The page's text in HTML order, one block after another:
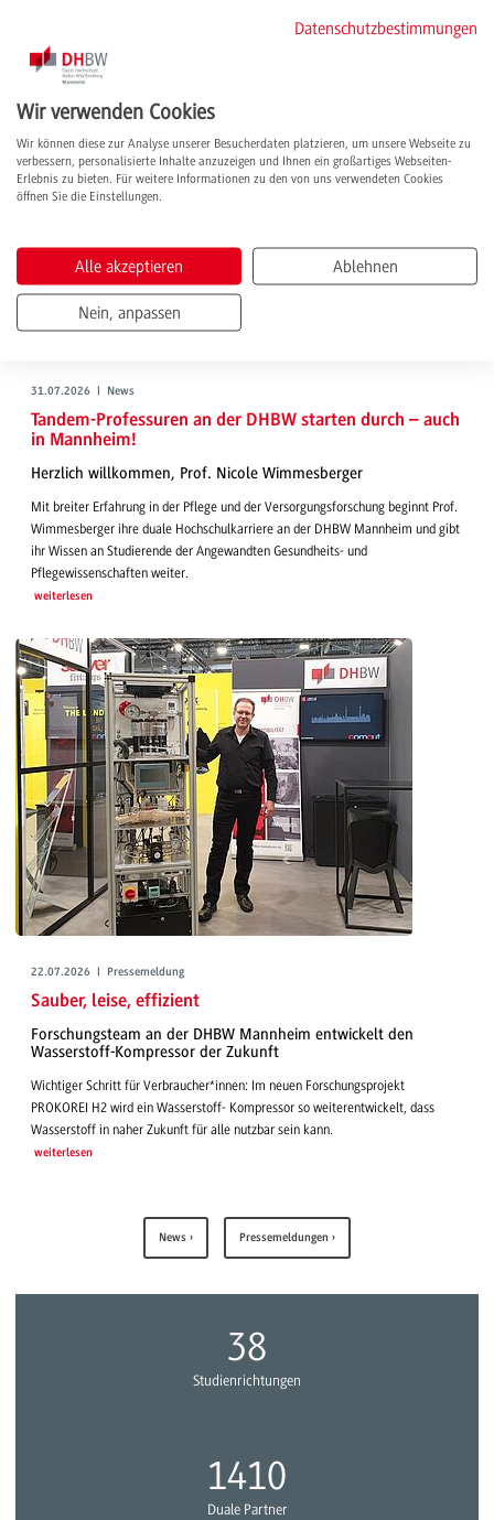
31.07.2026 | News
Tandem-Professuren an der DHBW starten durch – auch
in Mannheim!
Herzlich willkommen, Prof. Nicole Wimmesberger
Mit breiter Erfahrung in der Pflege und der Versorgungsforschung beginnt Prof.
Wimmesberger ihre duale Hochschulkarriere an der DHBW Mannheim und gibt
ihr Wissen an Studierende der Angewandten Gesundheits- und
Pflegewissenschaften weiter.
weiterlesen
22.07.2026 | Pressemeldung
Sauber, leise, effizient
Forschungsteam an der DHBW Mannheim entwickelt den
Wasserstoff-Kompressor der Zukunft
Wichtiger Schritt für Verbraucher*innen: Im neuen Forschungsprojekt
PROKOREI H2 wird ein Wasserstoff- Kompressor so weiterentwickelt, dass
Wasserstoff in naher Zukunft für alle nutzbar sein kann.
weiterlesen
News Pressemeldungen
44
Studienrichtungen
1641
Duale Partner
Datenschutzbestimmungen
Wir verwenden Cookies
Wir können diese zur Analyse unserer Besucherdaten platzieren, um unsere Webseite zu
verbessern, personalisierte Inhalte anzuzeigen und Ihnen ein großartiges Webseiten-
Erlebnis zu bieten. Für weitere Informationen zu den von uns verwendeten Cookies
öffnen Sie die Einstellungen.
Alle akzeptieren Ablehnen
Nein, anpassen